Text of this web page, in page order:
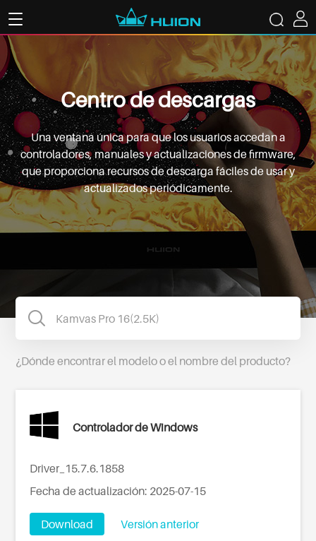
Centro de descargas
Una ventana única para que los usuarios accedan a
controladores, manuales y actualizaciones de firmware,
que proporciona recursos de descarga fáciles de usar y
actualizados periódicamente.
¿Dónde encontrar el modelo o el nombre del producto?
Controlador de Windows
Driver_15.7.6.1858
Fecha de actualización: 2025-07-15
Download Versión anterior